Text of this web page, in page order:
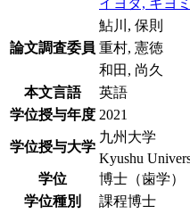
論文調査委員
鮎川, 保則
重村, 憲徳
和田, 尚久
本文言語
英語
学位授与年度 2021
学位授与大学
九州大学
Kyushu
学位
博士（歯学）
学位種別
課程博士